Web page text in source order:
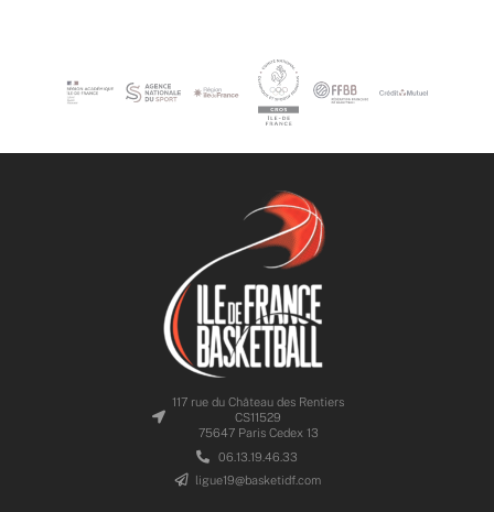
117 rue du Château des Rentiers
CS11529
75647 Paris Cedex 13
06.13.19.46.33
ligue19@basketidf.com